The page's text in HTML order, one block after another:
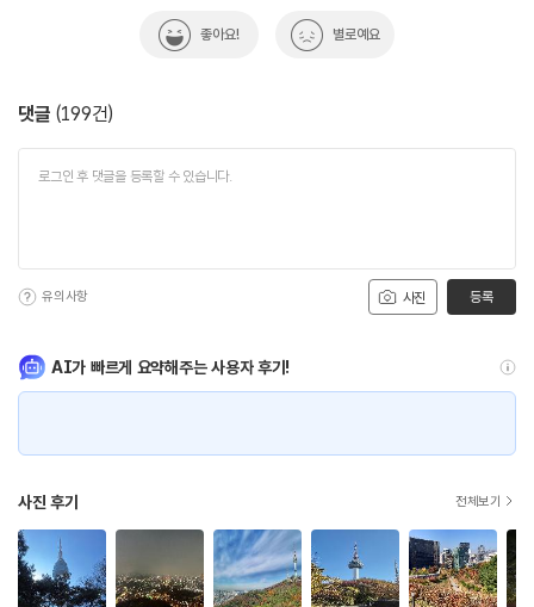
#친구와함께 #한국관광100선
좋아요! 별로예요
댓글 (199건)
사진
유의사항 등록
AI가 빠르게 요약해주는 사용자 후기!
사진 후기 전체보기